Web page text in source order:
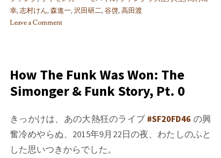
幸,志村けん,森進一,沢田研二,谷啓,高田渡
Leave a Comment
Funk
Was
Won:
Simonger
&
Funk
Story,
How The Funk Was Won: The
Simonger & Funk Story, Pt. 0
きっかけは、あの大熱狂のライブ#SF20FD46 の興
奮冷めやらぬ、2015年9月22日の夜、わたしのふと
した思いつきからでした。